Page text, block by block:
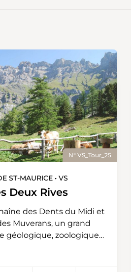
N° VS_Tour_25
ST-MAURICE • VS
Deux Rives
des Dents du Midi et
Muverans, un grand
géologique, zoologique